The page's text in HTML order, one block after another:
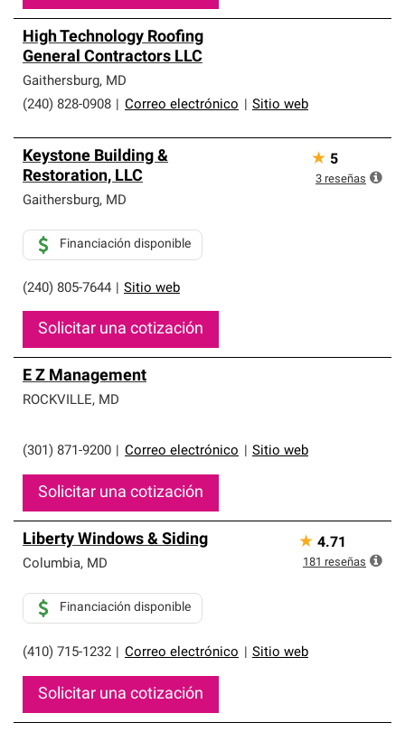
High Technology Roofing
General Contractors LLC
Gaithersburg, MD
(240) 828-0908
Correo electrónico Sitio web
Keystone Building &
Restoration, LLC
Gaithersburg, MD
(240) 805-7644 Sitio web
Financiación disponible
Solicitar una cotización
★ 5
3 reseñas
E Z Management
ROCKVILLE, MD
(301) 871-9200 Correo electrónico Sitio web
Solicitar una cotización
Liberty Windows & Siding
Columbia, MD
(410) 715-1232 Correo electrónico Sitio web
Financiación disponible
Solicitar una cotización
★ 4.71
181 reseñas